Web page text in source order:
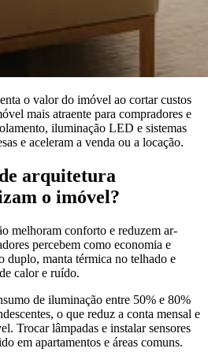
o valor do imóvel ao cortar custos
mais atraente para compradores e
iluminação LED e sistemas
e aceleram a venda ou a locação.
arquitetura
o imóvel?
melhoram conforto e reduzem ar-
percebem como economia e
duplo, manta térmica no telhado e
calor e ruído.
de iluminação entre 50% e 80%
o que reduz a conta mensal e
Trocar lâmpadas e instalar sensores
em apartamentos e áreas comuns.